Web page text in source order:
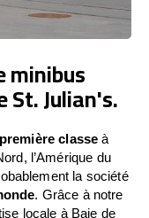
minibus
St. Julian's.
première classe à
l’Amérique du
la société
. Grâce à notre
locale à Baie de